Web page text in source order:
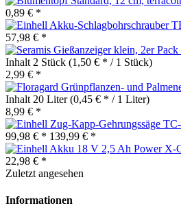
0,89 € *
57,98 € *
Inhalt 2 Stück (1,50 € * / 1 Stück)
2,99 € *
Inhalt 20 Liter(0,45 € * / 1 Liter)
8,99 € *
99,98 € * 139,99 € *
22,98 € *
Zuletzt angesehen
Informationen